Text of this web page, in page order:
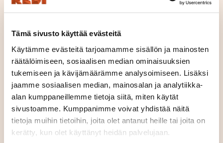
Tämä sivusto käyttää evästeitä
Käytämme evästeitä tarjoamamme sisällön ja mainosten
räätälöimiseen, sosiaalisen median ominaisuuksien
tukemiseen ja kävijämäärämme analysoimiseen. Lisäksi
jaamme sosiaalisen median, mainosalan ja analytiikka-
alan kumppaneillemme tietoja siitä, miten käytät
sivustoamme. Kumppanimme voivat yhdistää näitä
tietoja muihin tietoihin, joita olet antanut heille tai joita on
kerätty, kun olet käyttänyt heidän palvelujaan.
arjen keskellä, oli kyse sitten leivästä tai
Sijainti
Kerros 2
Avoinna tänään
S
u
l
07 -
Aukioloajat
Ma - Pe 07-20